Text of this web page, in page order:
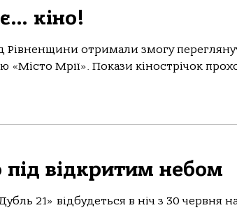
кіно!
Рівненщини отримали змогу
Мрії». Покази кінострічок
під відкритим небом
21» відбудеться в ніч з 30 червня